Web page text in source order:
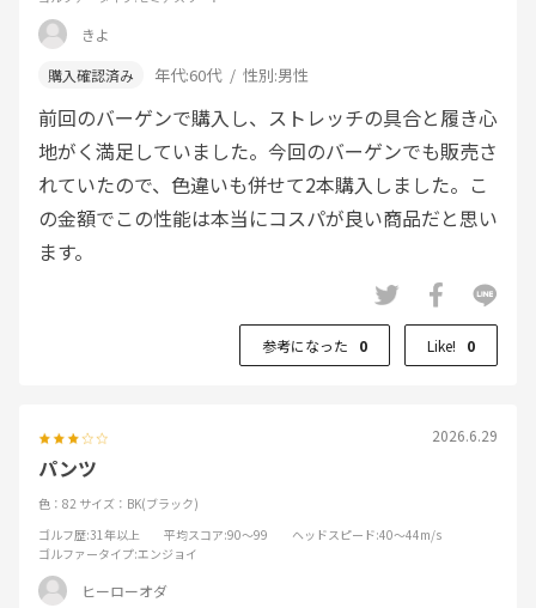
きよ
年代:60代 性別:男性
前回のバーゲンで購入し、ストレッチの具合と履き心
地がく満足していました。今回のバーゲンでも販売さ
れていたので、色違いも併せて2本購入しました。こ
の金額でこの性能は本当にコスパが良い商品だと思い
ます。
参考になった 0 Like! 0
2026.6.29
パンツ
色：82 サイズ：BK(ブラック)
ゴルフ歴:31年以上 平均スコア:90～99 ヘッドスピード:40～44m/s
ゴルファータイプ:エンジョイ
ヒーローオダ